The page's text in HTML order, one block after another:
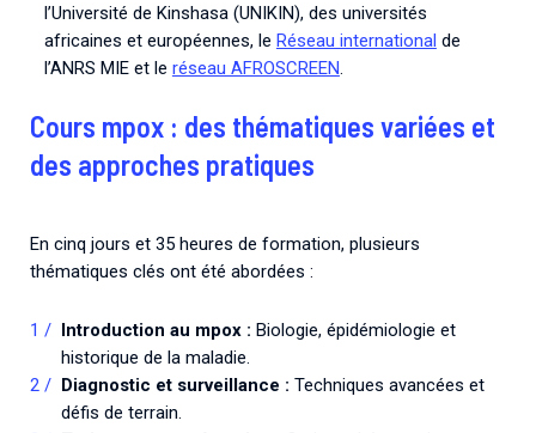
l’Université de Kinshasa (UNIKIN), des universités
africaines et européennes, le Réseau international de
l’ANRS MIE et le réseau AFROSCREEN.
Cours mpox : des thématiques variées et
des approches pratiques
En cinq jours et 35 heures de formation, plusieurs
thématiques clés ont été abordées :
Introduction au mpox : Biologie, épidémiologie et
historique de la maladie.
Diagnostic et surveillance : Techniques avancées et
défis de terrain.